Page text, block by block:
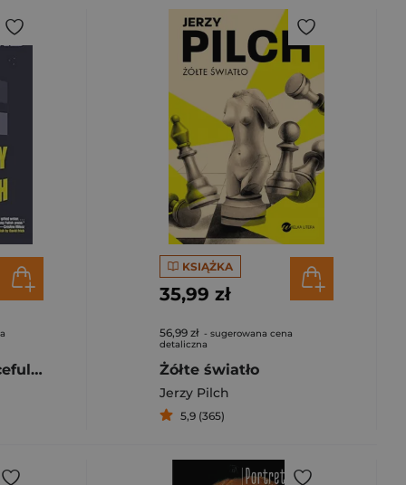
A Thousand Peaceful Cities
KSIĄŻKA
35,99 zł
56,99 zł - sugerowana cena
detaliczna
Żółte światło
Jerzy Pilch
5,9 (365)